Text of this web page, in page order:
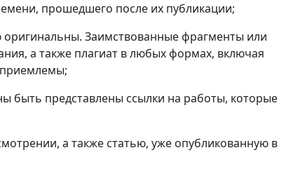
прошедшего после их публикации;
оригинальны. Заимствованные фрагменты или
а также плагиат в любых формах, включая
быть представлены ссылки на работы, которые
а также статью, уже опубликованную в